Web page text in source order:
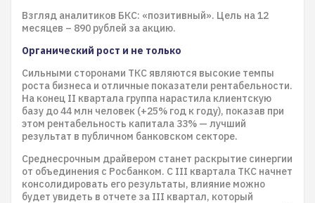
Взгляд аналитиков БКС: «позитивный». Цель на 12
месяцев – 890 рублей за акцию.
Органический рост и не только
Сильными сторонами ТКС являются высокие темпы
роста бизнеса и отличные показатели рентабельности.
На конец II квартала группа нарастила клиентскую
базу до 44 млн человек (+25% год к году), показав при
этом рентабельность капитала 33% — лучший
результат в публичном банковском секторе.
Среднесрочным драйвером станет раскрытие синергии
от объединения с Росбанком. С III квартала ТКС начнет
консолидировать его результаты, влияние можно
будет увидеть в отчете за III квартал, который